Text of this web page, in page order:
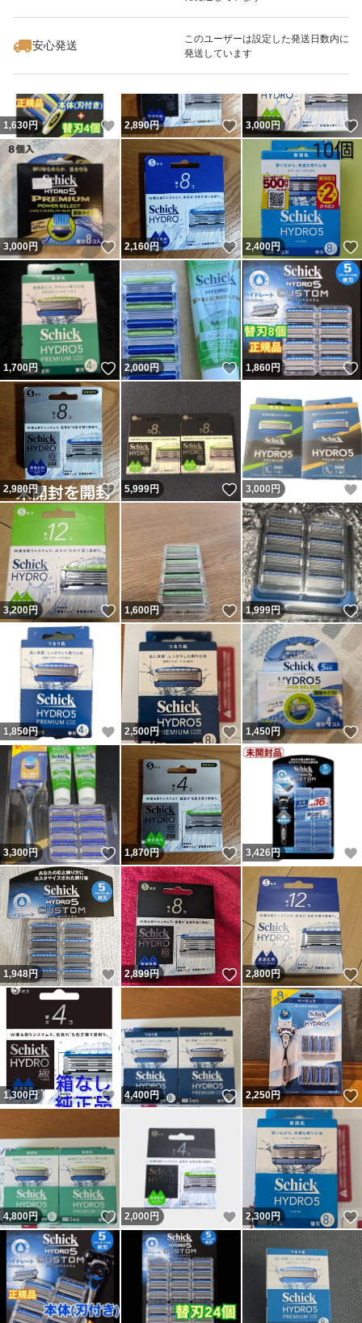
安心発送
このユーザーは設定した発送日数内に
発送しています
いいね！
2,698
1,630円 いいね！
2,890円 いいね！
3,000円
3,000円 いいね！
2,160円 いいね！
2,400円
1,700円 いいね！
2,000円 いいね！
1,860円
2,980円 いいね！
5,999円 いいね！
3,000 円
3,200円 いいね！
1,600円 いいね！
1,999円
1,850円 いいね！
2,500円 いいね！
1,450円
3,300円 いいね！
1,870円 いいね！
3,426 円
1,948円 いいね！
2,899円 いいね！
2,800円
1,300円 いいね！
4,400円 いいね！
2,250円
4,800円 いいね！
2,000 円 いいね！
2,300円